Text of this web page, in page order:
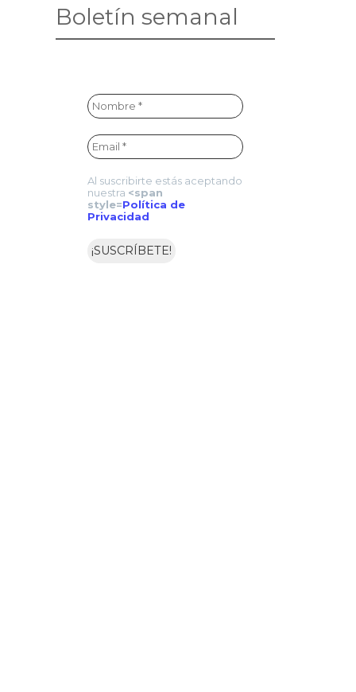
Boletín semanal
Al suscribirte estás aceptando
nuestra <span
style=Política de
Privacidad